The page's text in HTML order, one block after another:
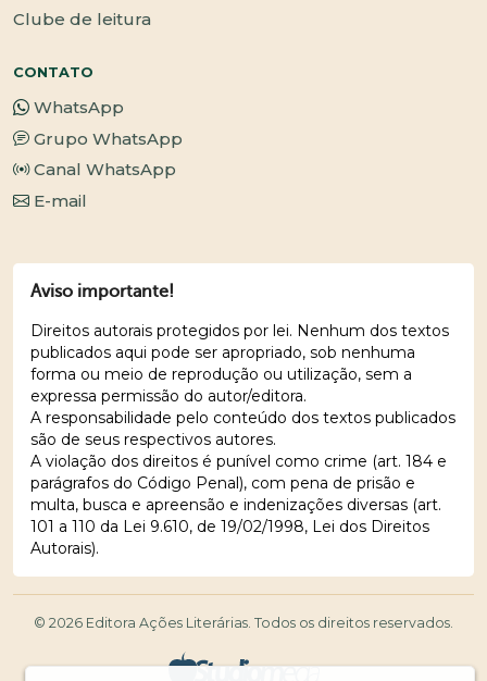
Clube de leitura
CONTATO
WhatsApp
Grupo WhatsApp
Canal WhatsApp
E-mail
Aviso importante!
Direitos autorais protegidos por lei. Nenhum dos textos
publicados aqui pode ser apropriado, sob nenhuma
forma ou meio de reprodução ou utilização, sem a
expressa permissão do autor/editora.
A responsabilidade pelo conteúdo dos textos publicados
são de seus respectivos autores.
A violação dos direitos é punível como crime (art. 184 e
parágrafos do Código Penal), com pena de prisão e
multa, busca e apreensão e indenizações diversas (art.
101 a 110 da Lei 9.610, de 19/02/1998, Lei dos Direitos
Autorais).
© 2026 Editora Ações Literárias. Todos os direitos reservados.